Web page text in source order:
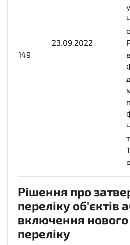
149
23.09.2022
у
Рішення про
переліку об'єктів
включення нового
переліку